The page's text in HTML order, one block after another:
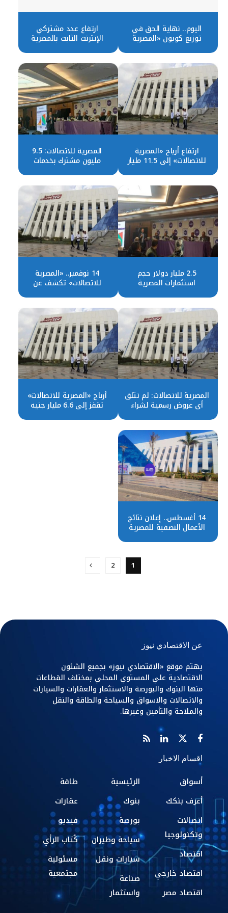
اليوم.. نهاية الحق في
توزيع كوبون «المصرية
ارتفاع عدد مشتركي
الإنترنت الثابت بالمصرية
ارتفاع أرباح «المصرية
للاتصالات» إلى 11.5 مليار
المصرية للاتصالات: 9.5
مليون مشترك بخدمات
2.5 مليار دولار حجم
استثمارات المصرية
14 نوفمبر.. «المصرية
للاتصالات» تكشف عن
المصرية للاتصالات: لم تتلق
أي عروض رسمية لشراء
أرباح «المصرية للاتصالات»
تقفز إلى 6.6 مليار جنيه
14 أغسطس.. إعلان نتائج
الأعمال النصفية للمصرية
1
2
عن الاقتصادي نيوز
يهتم موقع «الاقتصادي نيوز» بجميع الشئون
الاقتصادية علي المستوي المحلي بمختلف القطاعات
منها البنوك والبورصة والاستثمار والعقارات والسيارات
والاتصالات والاسواق والسياحة والطاقة والنقل
والملاحة والتأمين وغيرها.
اقسام الاخبار
أسواق
أعرف بنكك
اتصالات
وتكنولوجيا
اقتصاد
اقتصاد خارجي
اقتصاد مصر
الرئيسية
بنوك
بورصة
سياحة وطيران
سيارات ونقل
صناعة
واستثمار
طاقة
عقارات
فيديو
كُتاب الرأي
مسئولية
مجتمعية